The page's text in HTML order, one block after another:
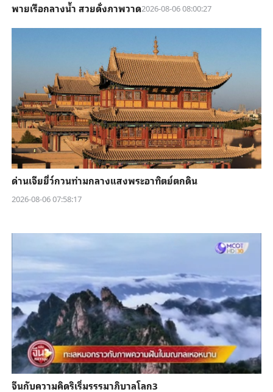
พายเรือกลางน้ำ สวยดั่งภาพวาด2026-08-06 08:00:27
ด่านเจียยี่ว์กวนท่ามกลางแสงพระอาทิตย์ตกดิน
2026-08-06 07:58:17
จีนกับความคิดริเริ่มรรรมาภิบาลโลก3